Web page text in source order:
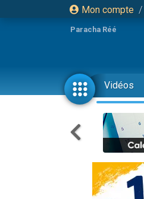
Mon compte /
Paracha Réé
Vidéos